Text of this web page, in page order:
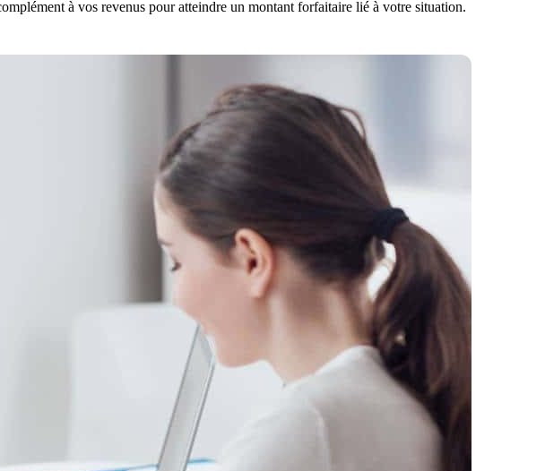
à vos revenus pour atteindre un montant forfaitaire lié à votre situation.